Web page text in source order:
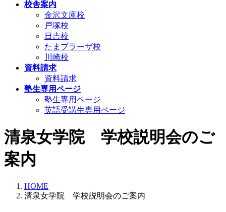
校舎案内
金沢文庫校
戸塚校
日吉校
たまプラーザ校
川崎校
資料請求
資料請求
塾生専用ページ
塾生専用ページ
英語受講生専用ページ
清泉女学院 学校説明会のご
案内
HOME
清泉女学院 学校説明会のご案内